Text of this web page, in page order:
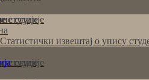
студије
студије
извештај о упису
студије
студије